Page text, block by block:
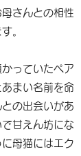
さんとの相性
。
っていたペア
まい名前を命
の出会いがあ
甘えん坊にな
母猫にはエク